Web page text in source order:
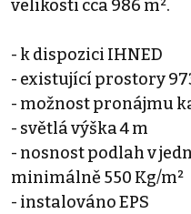
velikosti cca 986 m².
- k dispozici IHNED
- existující prostory
- možnost pronájmu
- světlá výška 4 m
- nosnost podlah v
minimálně 550 Kg/m²
- instalováno EPS